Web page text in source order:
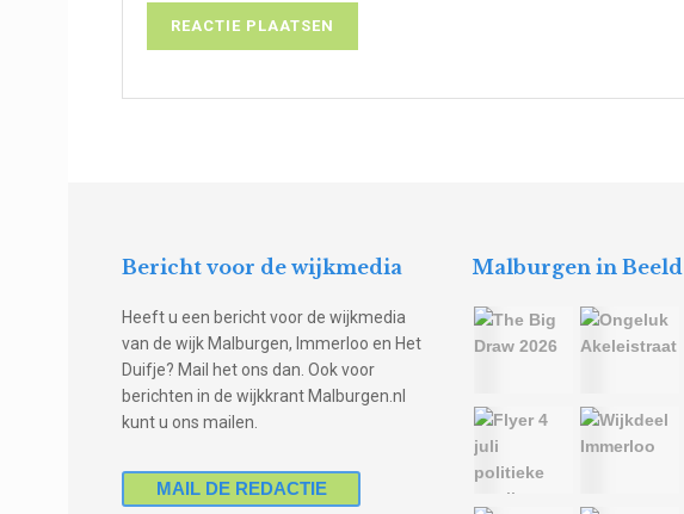
Bericht voor de wijkmedia
Heeft u een bericht voor de wijkmedia
van de wijk Malburgen, Immerloo en Het
Duifje? Mail het ons dan. Ook voor
berichten in de wijkkrant Malburgen.nl
kunt u ons mailen.
MAIL DE REDACTIE
Malburgen in Beeld